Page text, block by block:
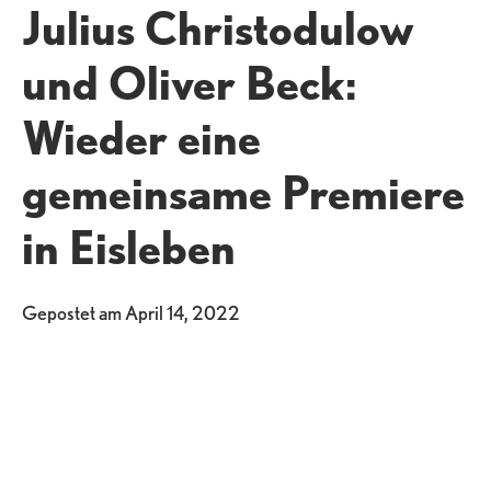
Julius Christodulow
und Oliver Beck:
Wieder eine
gemeinsame Premiere
in Eisleben
Gepostet amApril 14, 2022